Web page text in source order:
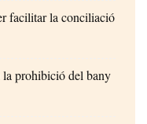
facilitar la conciliació
prohibició del bany